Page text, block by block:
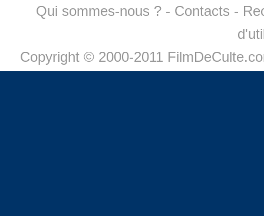
Qui sommes-nous ? - Contacts -
Copyright © 2000-2011